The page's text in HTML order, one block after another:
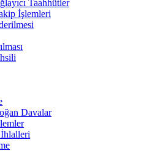
Taahhütler
İşlemleri
Davalar